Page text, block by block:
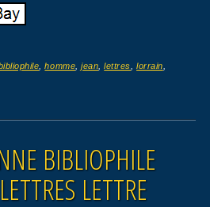
,homme ,jean ,lettres ,lorrain
BIBLIOPHILE
LETTRE